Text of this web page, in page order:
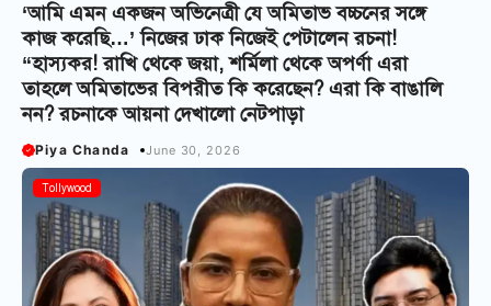
‘আমি এমন একজন অভিনেত্রী যে অমিতাভ বচ্চনের সঙ্গে
কাজ করেছি…’ নিজের ঢাক নিজেই পেটালেন রচনা!
“হাস্যকর! রাখি থেকে জয়া, শর্মিলা থেকে অপর্ণা এরা
তাহলে অমিতাভের বিপরীত কি করেছেন? এরা কি বাঙালি
নন? রচনাকে আয়না দেখালো নেটপাড়া
Piya Chanda June 30, 2026
Tollywood